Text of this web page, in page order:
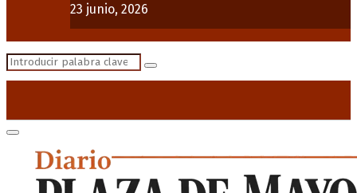
23 junio, 2026
Search
Search
Primary
Menu